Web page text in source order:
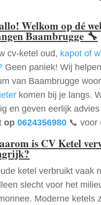
Welkom op dé
Baambrugge🔧
cv-ketel oud, kapot of
Geen paniek! Wij
van Baambrugge
komen bij je langs.
en geven eerlijk
op0624356980 📞 voor
is CV Ketel
ketel verbruikt vaak
slecht voor het
Moderne ketels